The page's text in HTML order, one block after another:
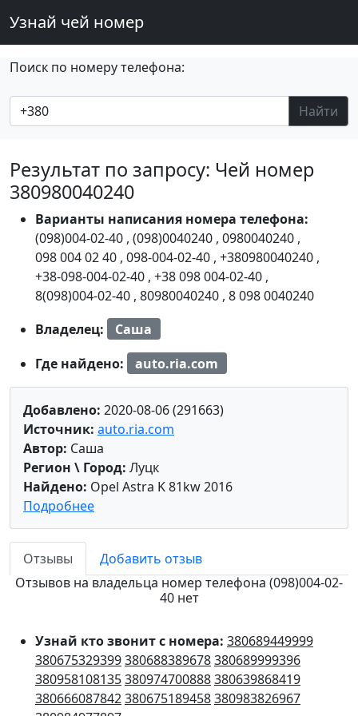
Узнай чей номер
Поиск по номеру телефона:
Найти
Результат по запросу: Чей номер
380980040240
Варианты написания номера телефона:
(098)004-02-40 , (098)0040240 , 0980040240 ,
098 004 02 40 , 098-004-02-40 , +380980040240 ,
+38-098-004-02-40 , +38 098 004-02-40 ,
8(098)004-02-40 , 80980040240 , 8 098 0040240
Владелец:
Саша
Где найдено:
auto.ria.com
Добавлено: 2020-08-06 (291663)
Источник: auto.ria.com
Автор: Саша
Регион \ Город: Луцк
Найдено: Opel Astra K 81kw 2016
Подробнее
Отзывы
Добавить отзыв
Отзывов на владельца номер телефона (098)004-02-
40 нет
Узнай кто звонит с номера: 380689449999
380675329399380688389678380689999396
380958108135380974700888380639868419
380666087842380675189458380983826967